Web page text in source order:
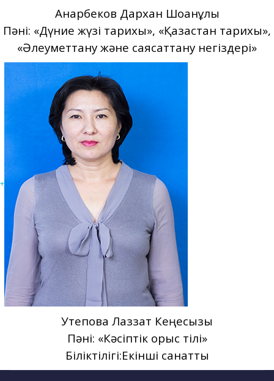
Анарбеков Дархан Шоқанұлы
Пәні: «Дүние жүзі тарихы», «Қазақстан тарихы»,
«Әлеуметтану және саясаттану негіздері»
+
Утепова Лаззат Кеңесқызы
Пәні: «Кәсіптік орыс тілі»
Біліктілігі:Екінші санатты